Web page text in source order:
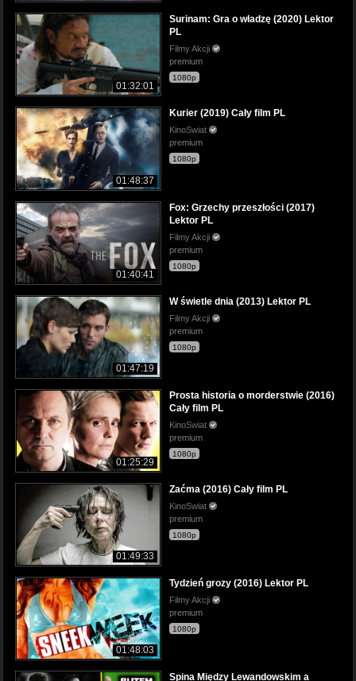
01:32:01
Surinam: Gra o władzę (2020) Lektor
PL
Filmy Akcji
premium
1080p
01:48:37
Kurier (2019) Cały film PL
KinoSwiat
premium
1080p
01:40:41
Fox: Grzechy przeszłości (2017)
Lektor PL
Filmy Akcji
premium
1080p
01:47:19
W świetle dnia (2013) Lektor PL
Filmy Akcji
premium
1080p
01:25:29
Prosta historia o morderstwie (2016)
Cały film PL
KinoSwiat
premium
1080p
01:49:33
Zaćma (2016) Cały film PL
KinoSwiat
premium
1080p
01:48:03
Tydzień grozy (2016) Lektor PL
Filmy Akcji
premium
1080p
Spina Między Lewandowskim a